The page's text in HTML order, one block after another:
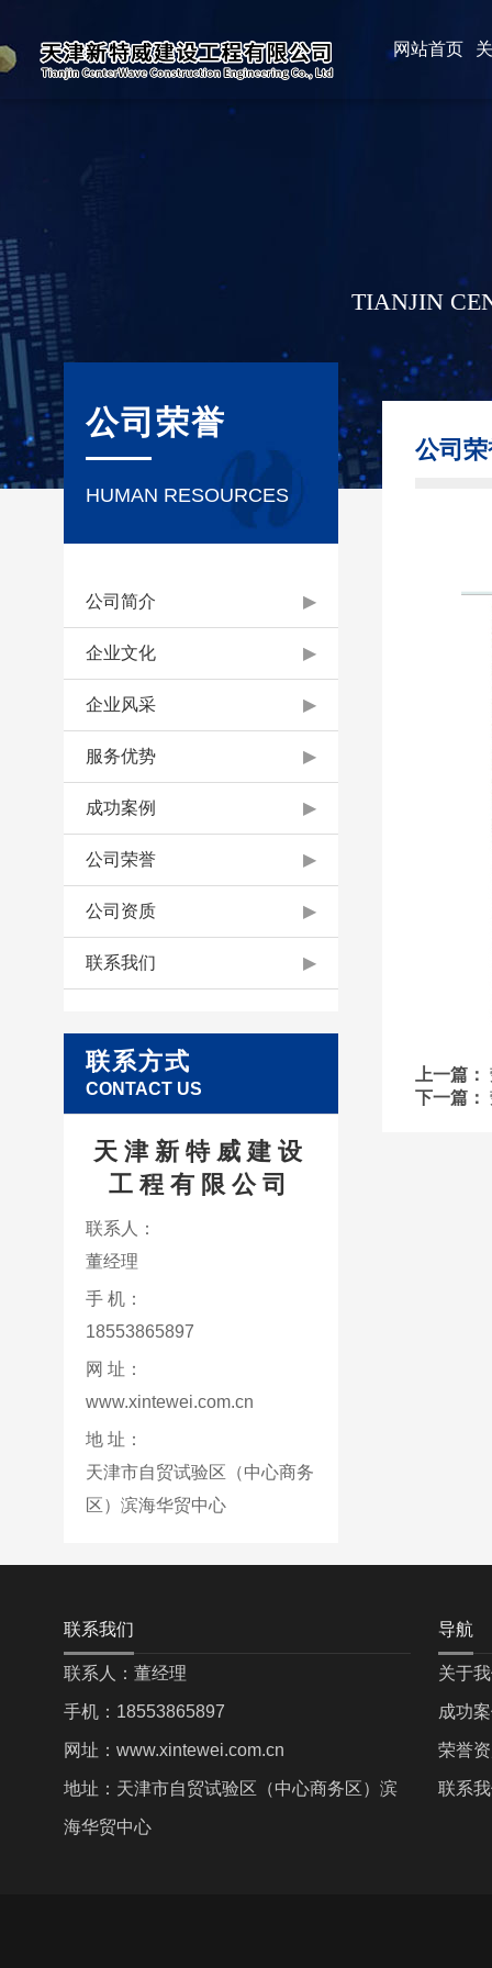
网站首页
TIANJIN
公司荣誉
HUMAN RESOURCES
公司简介 ▶
企业文化 ▶
企业风采 ▶
服务优势 ▶
成功案例 ▶
公司荣誉 ▶
公司资质 ▶
联系我们 ▶
联系方式
CONTACT US
天津新特威建设
工程有限公司
联系人：
董经理
手 机：
18553865897
网 址：
www.xintewei.com.cn
地 址：
天津市自贸试验区（中心商务
区）滨海华贸中心
公司
上一篇：
下一篇：
联系我们
联系人：董经理
手机：18553865897
网址：www.xintewei.com.cn
地址：天津市自贸试验区（中心商务区）滨
海华贸中心
导航
关于
成功
荣誉
联系